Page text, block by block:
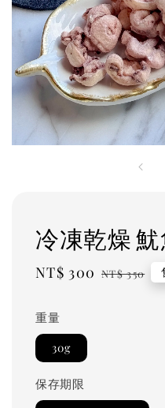
冷凍乾燥
Sale
NT$ 300 Regular
NT$ 350
重量
30g
保存期限